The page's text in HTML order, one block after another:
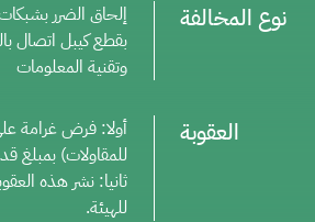
نوع المخالفة
إلحاق الضرر
بقطع كيبل اتصال
وتقنية المعلومات
العقوبة
أولا: فرض غرامة
للمقاولات) بمبلغ قدره (5,000)
ثانيا: نشر هذه
للهيئة.